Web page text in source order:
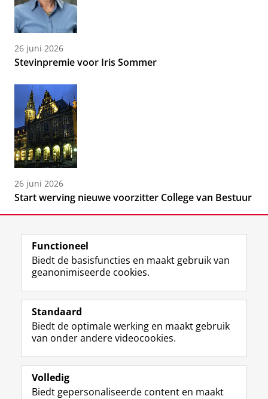
26 juni 2026
Stevinpremie voor Iris Sommer
26 juni 2026
Start werving nieuwe voorzitter College van Bestuur
Volg de RUG
F
a
e
b
o
p
L
i
k
e
I
-
R
S
-
f
e
R
I
n
t
r
m
Y
o
T
e
k
Studiekiezers
Alumni
Over ons
Functioneel
Biedt de basisfuncties en maakt gebruik van
geanonimiseerde cookies.
Standaard
Biedt de optimale werking en maakt gebruik
van onder andere videocookies.
Volledig
Biedt gepersonaliseerde content en maakt